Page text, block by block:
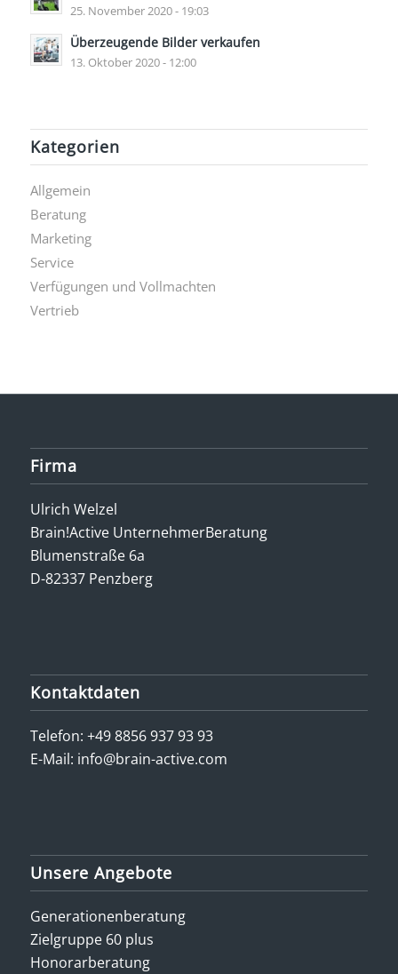
25. November 2020 - 19:03
Überzeugende Bilder verkaufen
13. Oktober 2020 - 12:00
Kategorien
Allgemein
Beratung
Marketing
Service
Verfügungen und Vollmachten
Vertrieb
Firma
Ulrich Welzel
Brain!Active UnternehmerBeratung
Blumenstraße 6a
D-82337 Penzberg
Kontaktdaten
Telefon: +49 8856 937 93 93
E-Mail: info@brain-active.com
Unsere Angebote
Generationenberatung
Zielgruppe 60 plus
Honorarberatung